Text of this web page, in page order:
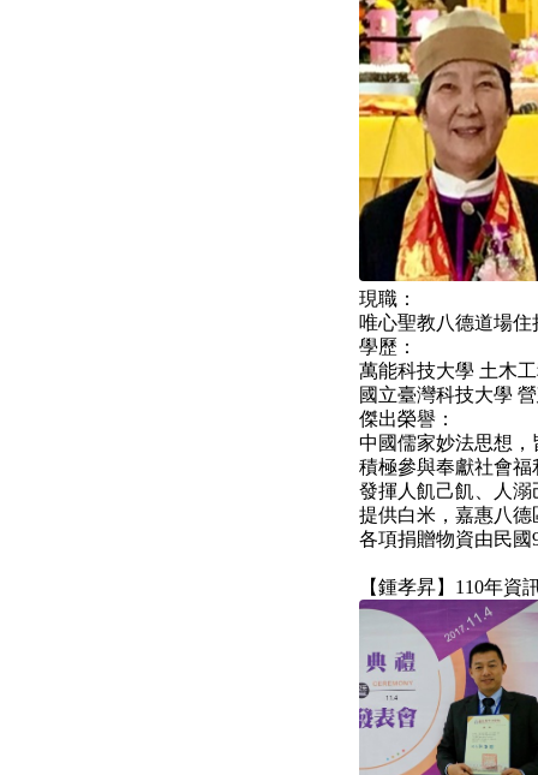
現職：
唯心聖教八德道場住
學歷：
萬能科技大學 土木
國立臺灣科技大學
傑出榮譽：
中國儒家妙法思想
積極參與奉獻社會
發揮人飢己飢、人
提供白米，嘉惠八
各項捐贈物資由民
【鍾孝昇】110年資